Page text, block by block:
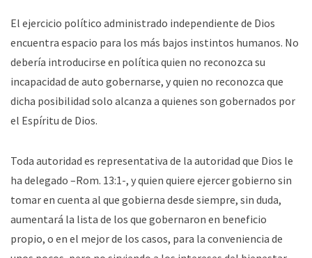
El ejercicio político administrado independiente de Dios
encuentra espacio para los más bajos instintos humanos. No
debería introducirse en política quien no reconozca su
incapacidad de auto gobernarse, y quien no reconozca que
dicha posibilidad solo alcanza a quienes son gobernados por
el Espíritu de Dios.
Toda autoridad es representativa de la autoridad que Dios le
ha delegado –Rom. 13:1-, y quien quiere ejercer gobierno sin
tomar en cuenta al que gobierna desde siempre, sin duda,
aumentará la lista de los que gobernaron en beneficio
propio, o en el mejor de los casos, para la conveniencia de